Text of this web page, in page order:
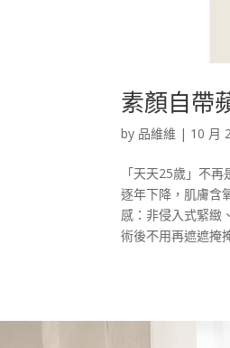
素顏自帶
by 品維維 | 10 月
「天天25歲」不
逐年下降，肌膚含
感：非侵入式緊緻
術後不用再遮遮掩